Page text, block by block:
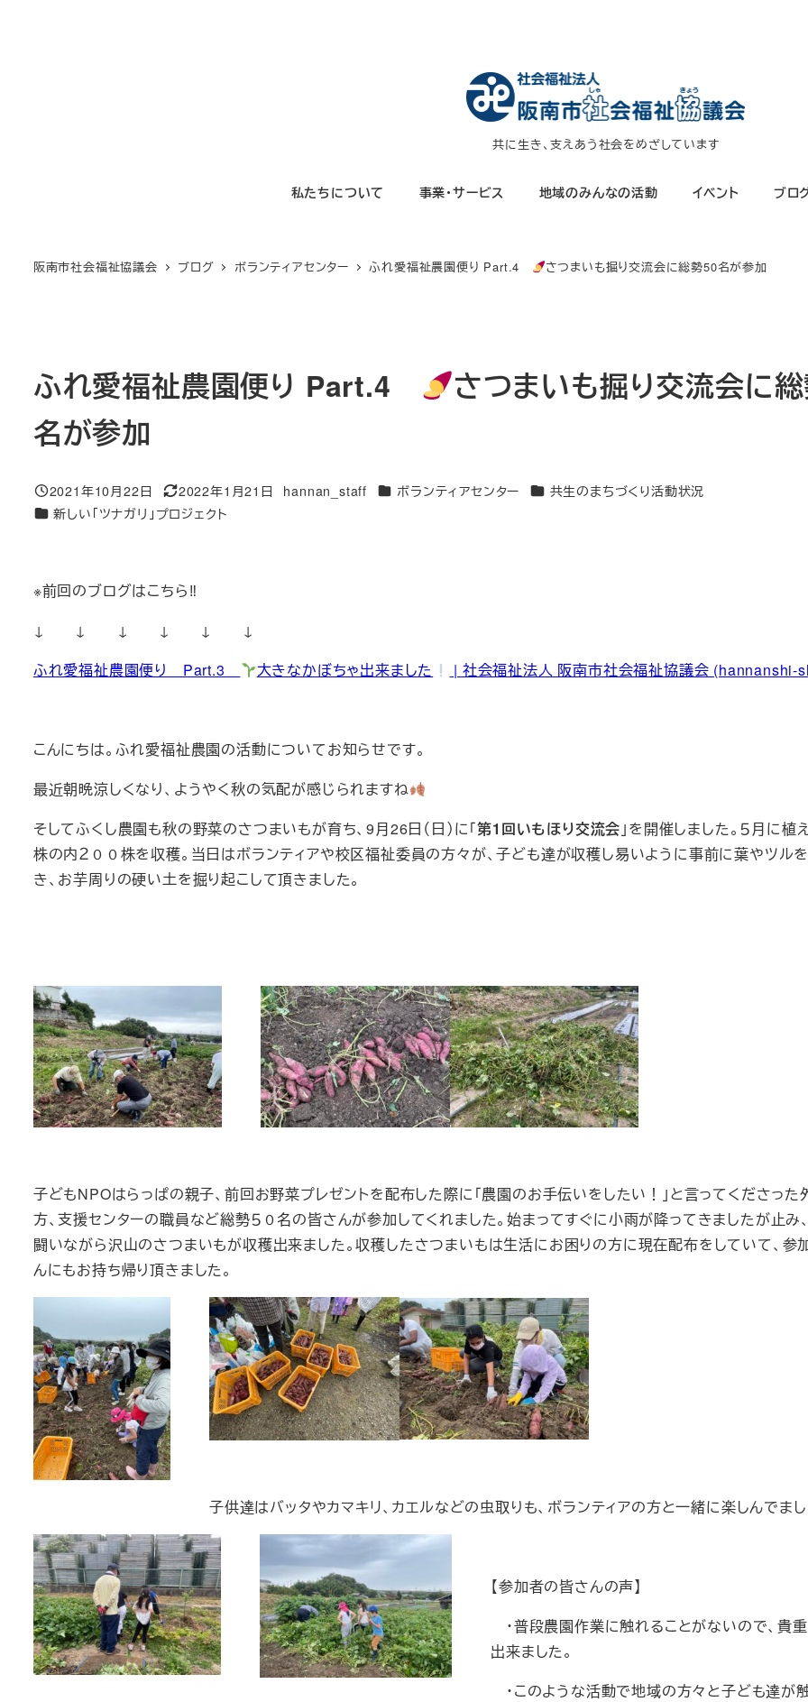
共に生き、支えあう社会をめざしています
私たちについて 事業・サービス 地域のみんなの活動 イベント ブロ
阪南市社会福祉協議会 ブログ ボランティアセンター ふれ愛福祉農園便り Part.4 さつまいも掘り交流会に総勢50名が参加
ふれ愛福祉農園便り Part.4
さつまいも掘り交流会に
名が参加
投稿日
2021年10月22日
更新日
2022年1月21日
著
hannan_staff カテゴリー
ボランティアセンター カテゴリー
共生のまちづくり活動状況
カテゴリー
新しい「ツナガリ」プロジェクト
※前回のブログはこちら‼
↓ ↓ ↓ ↓ ↓ ↓
ふれ愛福祉農園便り Part.3
大きなかぼちゃ出来ました | 社会福祉法人 阪南市社会福祉協議会 (hannanshi-
こんにちは。ふれ愛福祉農園の活動についてお知らせです。
最近朝晩涼しくなり、ようやく秋の気配が感じられますね
そしてふくし農園も秋の野菜のさつまいもが育ち、9月26日（日）に「第1回いもほり交流会 」を開催しました。５月に植
株の内２００株を収穫。当日はボランティアや校区福祉委員の方々が、子ども達が収穫し易いように事前に葉やツル
き、お芋周りの硬い土を掘り起こして頂きました。
子どもNPOはらっぱの親子、前回お野菜プレゼントを配布した際に「農園のお手伝いをしたい！」と言ってくださった
方、支援センターの職員など総勢５０名の皆さんが参加してくれました。始まってすぐに小雨が降ってきましたが止み
闘いながら沢山のさつまいもが収穫出来ました。収穫したさつまいもは生活にお困りの方に現在配布をしていて、参
んにもお持ち帰り頂きました。
子供達はバッタやカマキリ、カエルなどの虫取りも、ボランティアの方と一緒に楽しんでま
【参加者の皆さんの声】
・普段農園作業に触れることがないので、貴
出来ました。
・このような活動で地域の方々と子ども達が